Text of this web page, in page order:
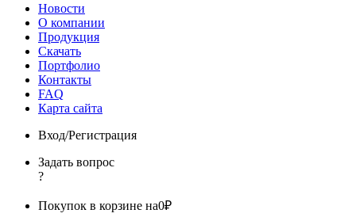
Новости
О компании
Продукция
Скачать
Портфолио
Контакты
FAQ
Карта сайта
Вход/Регистрация
Задать вопрос
?
Покупок в корзине на0₽